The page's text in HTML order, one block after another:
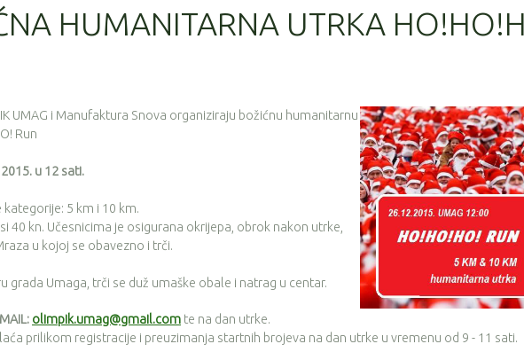
HUMANITARNA UTRKA
UMAG i Manufaktura Snova organiziraju božićnu humanitarnu
Run
u 12 sati.
kategorije: 5 km i 10 km.
40 kn. Učesnicima je osigurana okrijepa, obrok nakon utrke,
u kojoj se obavezno i trči.
grada Umaga, trči se duž umaške obale i natrag u centar.
olimpik.umag@gmail.com te na dan utrke.
prilikom registracije i preuzimanja startnih brojeva na dan utrke u vremenu od 9 - 11 sati.